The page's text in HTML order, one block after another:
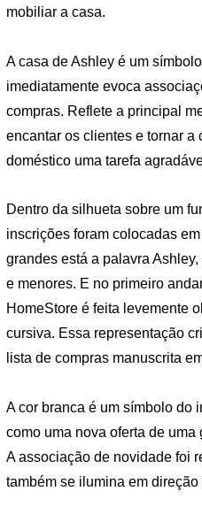
mobiliar a casa.
A casa de Ashley é um
imediatamente evoca
compras. Reflete a principal
encantar os clientes e tornar a
doméstico uma tarefa
Dentro da silhueta sobre um
inscrições foram colocadas
grandes está a palavra
e menores. E no primeiro
HomeStore é feita levemente
cursiva. Essa representação
lista de compras manuscrita
A cor branca é um símbolo do
como uma nova oferta de
A associação de novidade foi
também se ilumina em